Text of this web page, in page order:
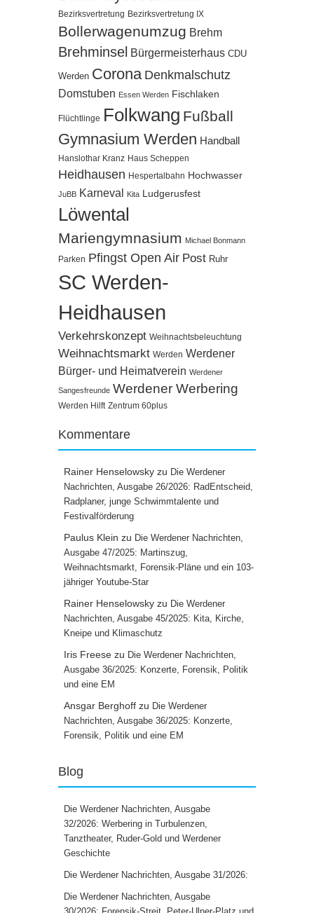
Bezirksvertretung Bezirksvertretung IX
Bollerwagenumzug Brehm
Brehminsel Bürgermeisterhaus CDU
Werden Corona Denkmalschutz
Domstuben Essen Werden Fischlaken
Flüchtlinge Folkwang Fußball
Gymnasium Werden Handball
Hanslothar Kranz Haus Scheppen
Heidhausen Hespertalbahn Hochwasser
JuBB Karneval Kita Ludgerusfest
Löwental
Mariengymnasium Michael Bonmann
Parken Pfingst Open Air Post Ruhr
SC Werden-
Heidhausen
Verkehrskonzept Weihnachtsbeleuchtung
Weihnachtsmarkt Werden Werdener
Bürger- und Heimatverein Werdener
Sangesfreunde Werdener Werbering
Werden Hilft Zentrum 60plus
Kommentare
Rainer Henselowsky zu Die Werdener
Nachrichten, Ausgabe 26/2026: RadEntscheid,
Radplaner, junge Schwimmtalente und
Festivalförderung
Paulus Klein zu Die Werdener Nachrichten,
Ausgabe 47/2025: Martinszug,
Weihnachtsmarkt, Forensik-Pläne und ein 103-
jähriger Youtube-Star
Rainer Henselowsky zu Die Werdener
Nachrichten, Ausgabe 45/2025: Kita, Kirche,
Kneipe und Klimaschutz
Iris Freese zu Die Werdener Nachrichten,
Ausgabe 36/2025: Konzerte, Forensik, Politik
und eine EM
Ansgar Berghoff zu Die Werdener
Nachrichten, Ausgabe 36/2025: Konzerte,
Forensik, Politik und eine EM
Blog
Die Werdener Nachrichten, Ausgabe
32/2026: Werbering in Turbulenzen,
Tanztheater, Ruder-Gold und Werdener
Geschichte
Die Werdener Nachrichten, Ausgabe 31/2026:
Die Werdener Nachrichten, Ausgabe